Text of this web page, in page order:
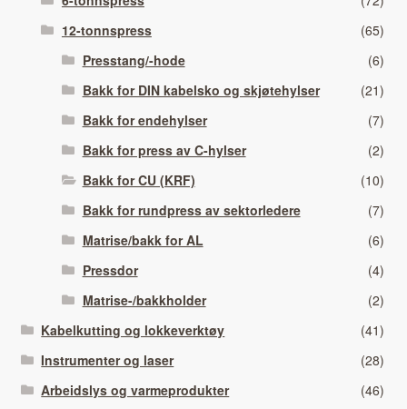
12-tonnspress
(65)
Presstang/-hode
(6)
Bakk for DIN kabelsko og skjøtehylser
(21)
Bakk for endehylser
(7)
Bakk for press av C-hylser
(2)
Bakk for CU (KRF)
(10)
Bakk for rundpress av sektorledere
(7)
Matrise/bakk for AL
(6)
Pressdor
(4)
Matrise-/bakkholder
(2)
Kabelkutting og lokkeverktøy
(41)
Instrumenter og laser
(28)
Arbeidslys og varmeprodukter
(46)